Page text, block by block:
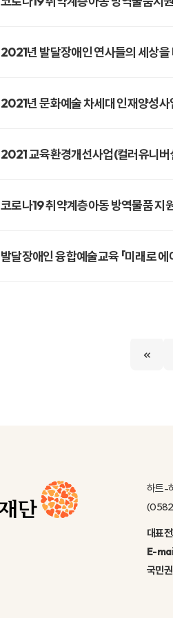
2021년 발달장애인 연사들의 세상
2021년 문화예술 차세대 인재양성사
2021 교육환경개선사업(컬러유니버
코로나19 취약계층아동 방역물품 지
발달장애인 융합예술교육 「미래로
하트-
대표
E-
국민